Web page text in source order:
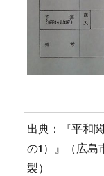
出典：『平和
の1）』（広
製）